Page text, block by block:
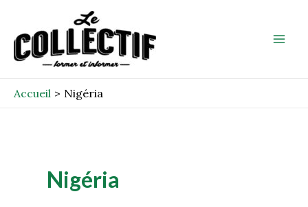
contenu
Accueil Nigéria
Nigéria